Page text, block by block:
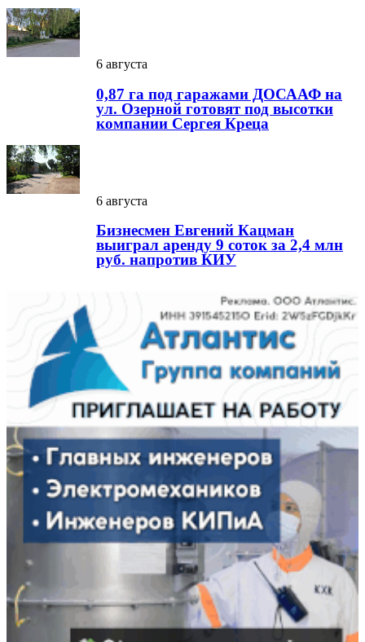
6 августа
0,87 га под гаражами ДОСААФ на
ул. Озерной готовят под высотки
компании Сергея Креца
6 августа
Бизнесмен Евгений Кацман
выиграл аренду 9 соток за 2,4 млн
руб. напротив КИУ